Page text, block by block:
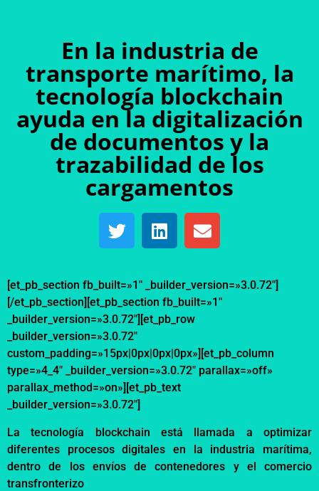
En la industria de
transporte marítimo, la
tecnología blockchain
ayuda en la digitalización
de documentos y la
trazabilidad de los
cargamentos
[et_pb_section fb_built=»1″ _builder_version=»3.0.72″]
[/et_pb_section][et_pb_section fb_built=»1″
_builder_version=»3.0.72″][et_pb_row
_builder_version=»3.0.72″
custom_padding=»15px|0px|0px|0px»][et_pb_column
type=»4_4″ _builder_version=»3.0.72″ parallax=»off»
parallax_method=»on»][et_pb_text
_builder_version=»3.0.72″]
La tecnología blockchain está llamada a optimizar
diferentes procesos digitales en la industria marítima,
dentro de los envíos de contenedores y el comercio
transfronterizo